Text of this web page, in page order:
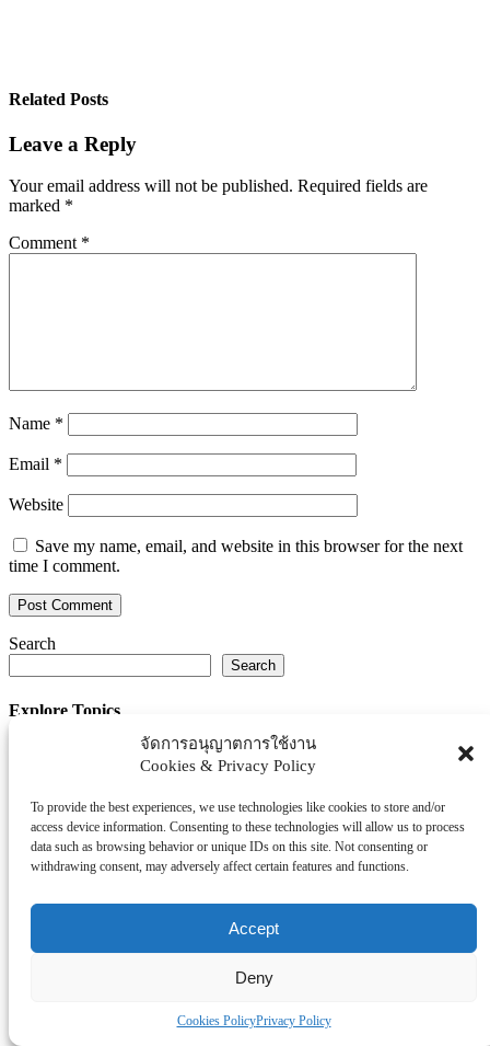
จัดการอนุญาตการใช้งาน
Cookies & Privacy Policy
To provide the best experiences, we use technologies like cookies to store and/or
access device information. Consenting to these technologies will allow us to process
data such as browsing behavior or unique IDs on this site. Not consenting or
withdrawing consent, may adversely affect certain features and functions.
Accept
Deny
Cookies PolicyPrivacy Policy
Related Posts
Leave a Reply
Your email address will not be published. Required fields are
marked *
Comment *
Name *
Email *
Website
Save my name, email, and website in this browser for the next
time I comment.
Search
Search
Explore Topics
Thaiworldtoday
Uncategorized
ธุรกิจ/ประกัน/การเงิน
บันเทิง/กีฬา
ภาครัฐ/ราชการ
ยานยนต์
โรงแรม/ท่องเที่ยว/อาหาร
Tag Clouds